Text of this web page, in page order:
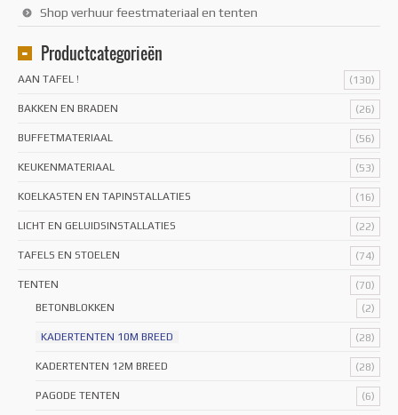
Shop verhuur feestmateriaal en tenten
Productcategorieën
AAN TAFEL ! (130)
BAKKEN EN BRADEN (26)
BUFFETMATERIAAL (56)
KEUKENMATERIAAL (53)
KOELKASTEN EN TAPINSTALLATIES (16)
LICHT EN GELUIDSINSTALLATIES (22)
TAFELS EN STOELEN (74)
TENTEN
(70)
BETONBLOKKEN
(2)
KADERTENTEN 10M BREED (28)
KADERTENTEN 12M BREED (28)
PAGODE TENTEN (6)